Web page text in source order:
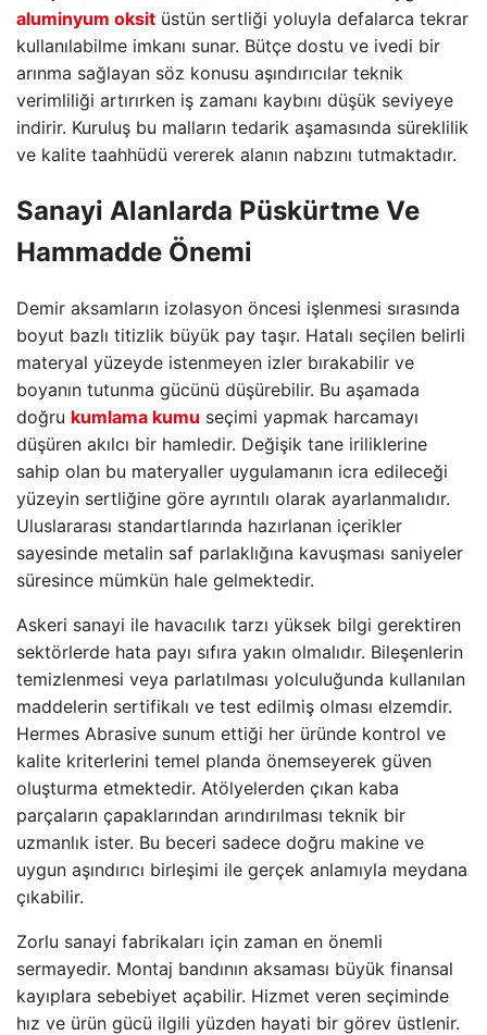
aluminyum oksit üstün sertliği yoluyla defalarca tekrar
kullanılabilme imkanı sunar. Bütçe dostu ve ivedi bir
arınma sağlayan söz konusu aşındırıcılar teknik
verimliliği artırırken iş zamanı kaybını düşük seviyeye
indirir. Kuruluş bu malların tedarik aşamasında süreklilik
ve kalite taahhüdü vererek alanın nabzını tutmaktadır.
Sanayi Alanlarda Püskürtme Ve
Hammadde Önemi
Demir aksamların izolasyon öncesi işlenmesi sırasında
boyut bazlı titizlik büyük pay taşır. Hatalı seçilen belirli
materyal yüzeyde istenmeyen izler bırakabilir ve
boyanın tutunma gücünü düşürebilir. Bu aşamada
doğru kumlama kumu seçimi yapmak harcamayı
düşüren akılcı bir hamledir. Değişik tane iriliklerine
sahip olan bu materyaller uygulamanın icra edileceği
yüzeyin sertliğine göre ayrıntılı olarak ayarlanmalıdır.
Uluslararası standartlarında hazırlanan içerikler
sayesinde metalin saf parlaklığına kavuşması saniyeler
süresince mümkün hale gelmektedir.
Askeri sanayi ile havacılık tarzı yüksek bilgi gerektiren
sektörlerde hata payı sıfıra yakın olmalıdır. Bileşenlerin
temizlenmesi veya parlatılması yolculuğunda kullanılan
maddelerin sertifikalı ve test edilmiş olması elzemdir.
Hermes Abrasive sunum ettiği her üründe kontrol ve
kalite kriterlerini temel planda önemseyerek güven
oluşturma etmektedir. Atölyelerden çıkan kaba
parçaların çapaklarından arındırılması teknik bir
uzmanlık ister. Bu beceri sadece doğru makine ve
uygun aşındırıcı birleşimi ile gerçek anlamıyla meydana
çıkabilir.
Zorlu sanayi fabrikaları için zaman en önemli
sermayedir. Montaj bandının aksaması büyük finansal
kayıplara sebebiyet açabilir. Hizmet veren seçiminde
hız ve ürün gücü ilgili yüzden hayati bir görev üstlenir.